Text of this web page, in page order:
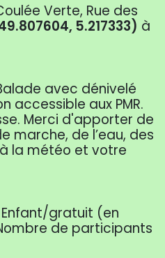
Verte, Rue des
5.217333) à
avec dénivelé
accessible aux PMR.
Merci d'apporter de
marche, de l’eau, des
la météo et votre
gratuit (en
de participants